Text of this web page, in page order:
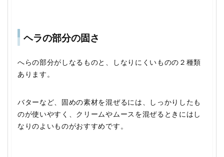
ヘラの部分の固さ
へらの部分がしなるものと、しなりにくいものの２種類
あります。
バターなど、固めの素材を混ぜるには、しっかりしたも
のが使いやすく、クリームやムースを混ぜるときにはし
なりのよいものがおすすめです。